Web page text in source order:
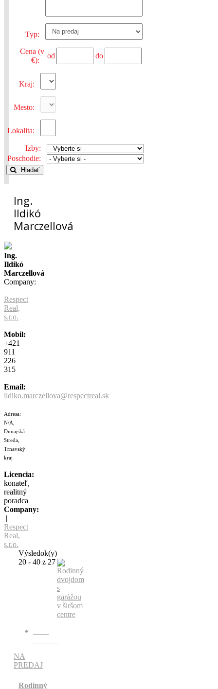
Typ:
Cena (v
€):
od do
Kraj:
Mesto:
Lokalita:
Izby:
Poschodie:
Hladať
Ing.
Ildikó
Marczellová
Ing.
Ildikó
Marczellová
Company:
Respect
Real,
s.r.o.
Mobil:
+421
911
226
315
Email:
ildiko.marczellova@respectreal.sk
Adresa:
N/A,
Dunajská
Streda,
Trnavský
kraj
Licencia:
konateľ,
realitný
poradca
Company:
|
Respect
Real,
s.r.o.
Výsledok(y)
20 - 40 z 27
NA
PREDAJ
Rodinný